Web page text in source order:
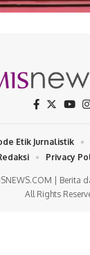
| Berita
All Rights
Etik Jurnalistik
Privacy